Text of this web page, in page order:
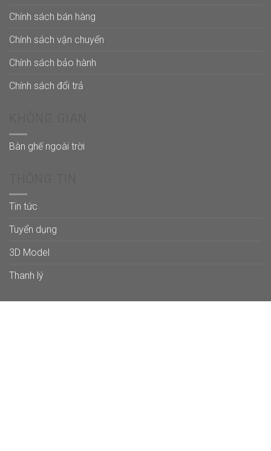
Chính sách bán hàng
Chính sách vận chuyển
Chính sách bảo hành
Chính sách đổi trả
Bàn ghế ngoài trời
Tin tức
Tuyển dụng
3D Model
Thanh lý